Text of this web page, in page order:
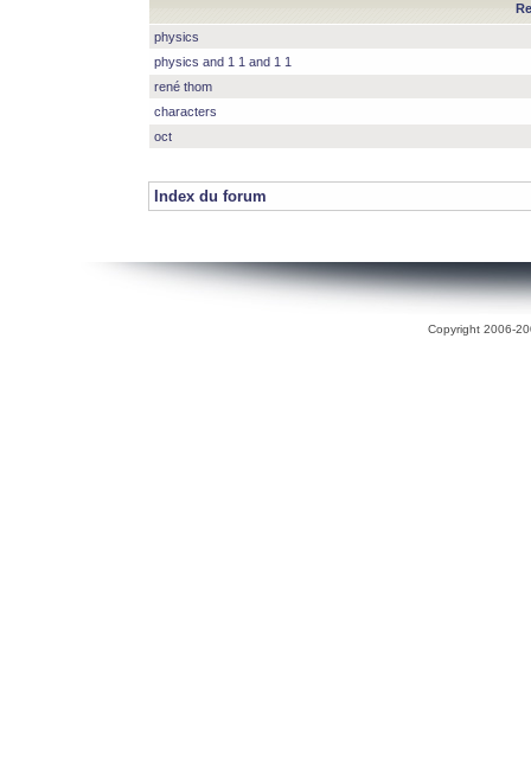
physics
physics and 1 1 and 1 1
rené thom
characters
oct
Index du forum
Copyright 2006-